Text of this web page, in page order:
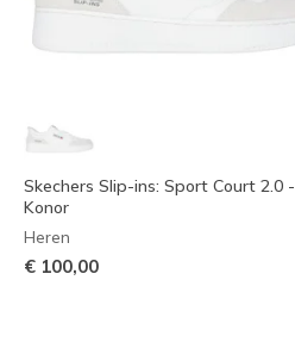
Skechers Slip-ins: Sport Court 2.0 -
Konor
Heren
€ 100,00